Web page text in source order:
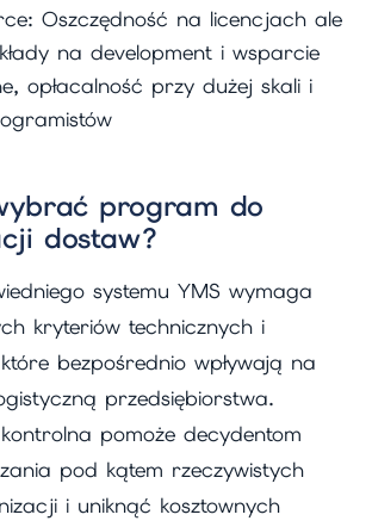
Oszczędność na licencjach ale
na development i wsparcie
opłacalność przy dużej skali i
program do
dostaw?
systemu YMS wymaga
kryteriów technicznych i
bezpośrednio wpływają na
przedsiębiorstwa.
pomoże decydentom
pod kątem rzeczywistych
i uniknąć kosztownych